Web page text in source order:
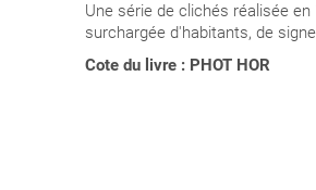
Une série de clichés réalisée
surchargée d'habitants, de
Cote du livre : PHOT HOR